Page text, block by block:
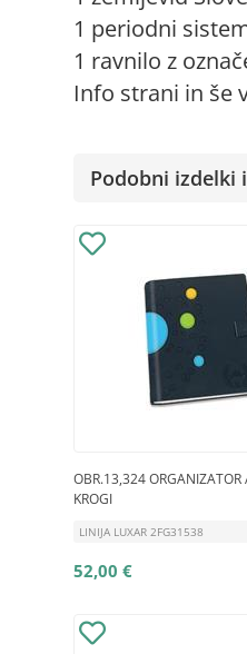
1 periodni
1 ravnilo z
Info strani in še
Podobni izdelki
OBR.13,324 ORGANIZATOR
KROGI
LINIJA LUXAR 2FG31538
52,00 €